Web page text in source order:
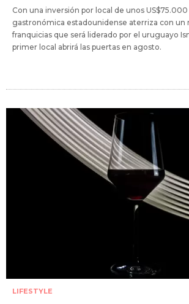
Con una inversión por local de unos US$75.000
gastronómica estadounidense aterriza con un
franquicias que será liderado por el uruguayo
primer local abrirá las puertas en agosto.
LIFESTYLE